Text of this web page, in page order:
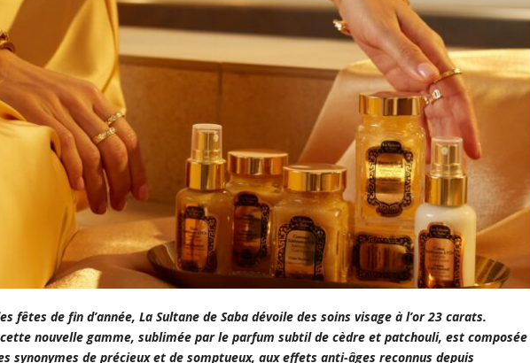
fêtes de fin d’année, La Sultane de Saba dévoile des soins visage à l’or 23 carats.
cette nouvelle gamme, sublimée par le parfum subtil de cèdre et patchouli, est composée
synonymes de précieux et de somptueux, aux effets anti-âges reconnus depuis